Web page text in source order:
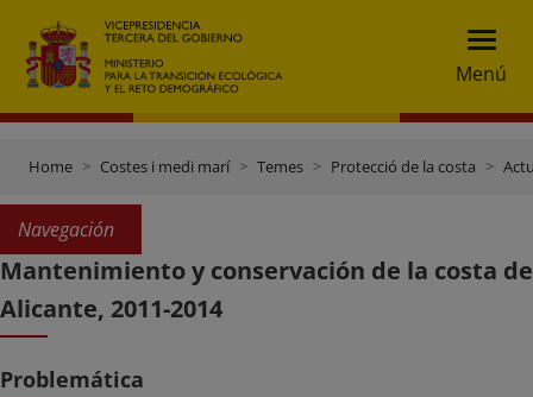
Menú
Home Costes i medi marí Temes Protecció de la costa
Navegación
Mantenimiento y conservación de la costa de
Alicante, 2011-2014
Problemática